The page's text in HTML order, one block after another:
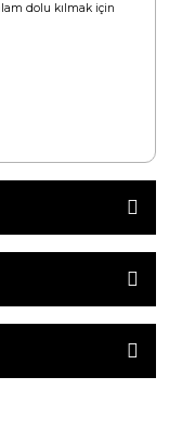
dolu kılmak için